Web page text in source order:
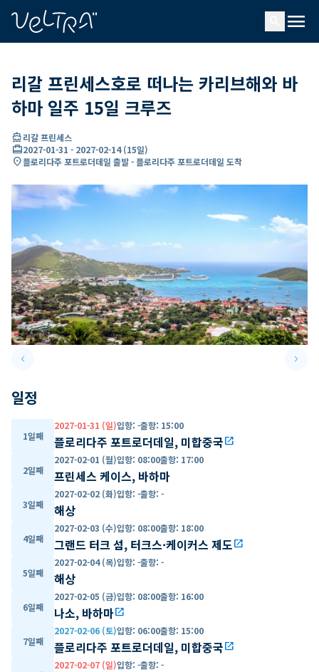
menu
리갈 프린세스호로 떠나는 카리브해와 바
하마 일주 15일 크루즈
directions_boat리갈 프린세스
card_travel2027-01-31 - 2027-02-14(15일)
location_on플로리다주 포트로더데일 출발 - 플로리다주 포트로더데일 도착
keyboard_arrow_leftPrevious slide keyboard_arrow_right
일정
1일째
2027-01-31 (일)입항: -출항: 15:00
플로리다주 포트로더데일, 미합중국open_in_new
2일째
2027-02-01 (월)입항: 08:00출항: 17:00
프린세스 케이스, 바하마
3일째
2027-02-02 (화)입항: -출항: -
해상
4일째
2027-02-03 (수)입항: 08:00출항: 18:00
그랜드 터크 섬, 터크스·케이커스 제도open_in_new
5일째
2027-02-04 (목)입항: -출항: -
해상
6일째
2027-02-05 (금)입항: 08:00출항: 16:00
나소, 바하마open_in_new
7일째
2027-02-06 (토)입항: 06:00출항: 15:00
플로리다주 포트로더데일, 미합중국open_in_new
2027-02-07 (일)입항: -출항: -